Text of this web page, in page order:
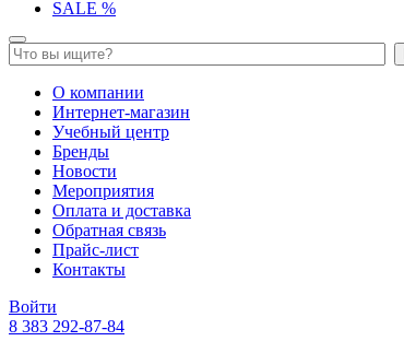
SALE %
О компании
Интернет-магазин
Учебный центр
Бренды
Новости
Мероприятия
Оплата и доставка
Обратная связь
Прайс-лист
Контакты
Войти
8 383 292-87-84